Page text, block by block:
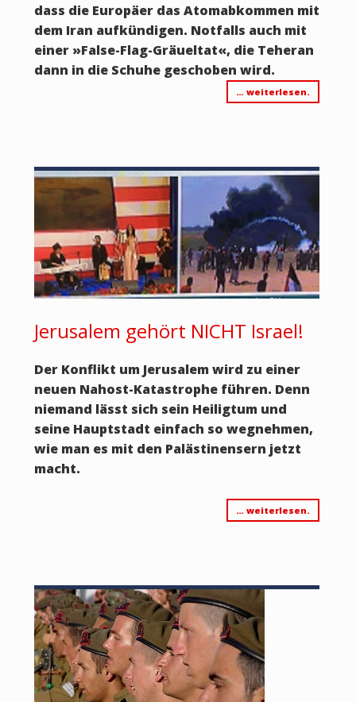
dass die Europäer das Atomabkommen mit
dem Iran aufkündigen. Notfalls auch mit
einer »False-Flag-Gräueltat«, die Teheran
dann in die Schuhe geschoben wird.
… weiterlesen.
Jerusalem gehört NICHT Israel!
Der Konflikt um Jerusalem wird zu einer
neuen Nahost-Katastrophe führen. Denn
niemand lässt sich sein Heiligtum und
seine Hauptstadt einfach so wegnehmen,
wie man es mit den Palästinensern jetzt
macht.
… weiterlesen.